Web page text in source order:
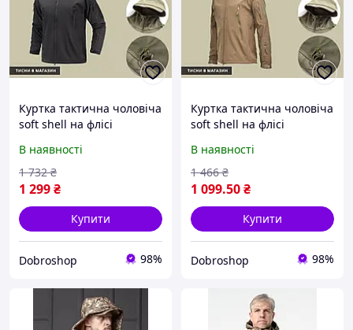
Куртка тактична чоловіча
soft shell на флісі
В наявності
1 299₴
1 732 ₴
Купити
Dobroshop 98%
Куртка тактична чоловіча
soft shell на флісі
В наявності
1 099.50₴
1 466 ₴
Купити
Dobroshop 98%